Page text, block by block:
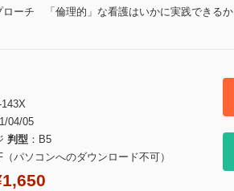
ローチ 「倫理的」な看護はいかに実践できるか
143X
04/05
判型
B5
（パソコンへのダウンロード不可）